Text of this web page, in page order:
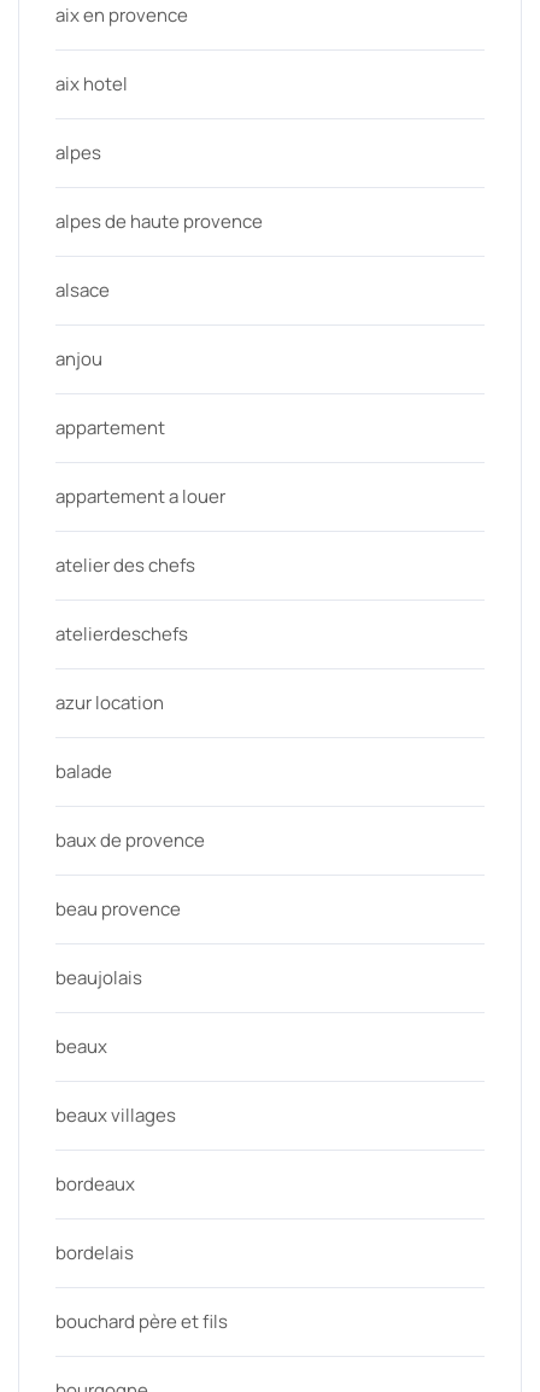
aix en provence
aix hotel
alpes
alpes de haute provence
alsace
anjou
appartement
appartement a louer
atelier des chefs
atelierdeschefs
azur location
balade
baux de provence
beau provence
beaujolais
beaux
beaux villages
bordeaux
bordelais
bouchard père et fils